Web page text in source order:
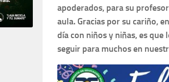
apoderados, para su
aula. Gracias por su cariño,
día con niños y niñas, es que
seguir para muchos en